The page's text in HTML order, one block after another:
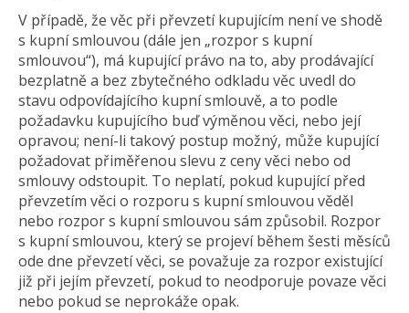
V případě, že věc při převzetí kupujícím není ve shodě
s kupní smlouvou (dále jen „rozpor s kupní
smlouvou“), má kupující právo na to, aby prodávající
bezplatně a bez zbytečného odkladu věc uvedl do
stavu odpovídajícího kupní smlouvě, a to podle
požadavku kupujícího buď výměnou věci, nebo její
opravou; není-li takový postup možný, může kupující
požadovat přiměřenou slevu z ceny věci nebo od
smlouvy odstoupit. To neplatí, pokud kupující před
převzetím věci o rozporu s kupní smlouvou věděl
nebo rozpor s kupní smlouvou sám způsobil. Rozpor
s kupní smlouvou, který se projeví během šesti měsíců
ode dne převzetí věci, se považuje za rozpor existující
již při jejím převzetí, pokud to neodporuje povaze věci
nebo pokud se neprokáže opak.